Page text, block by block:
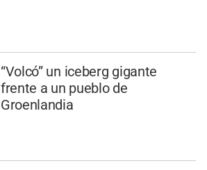
“Volcó” un iceberg gigante
frente a un pueblo de
Groenlandia